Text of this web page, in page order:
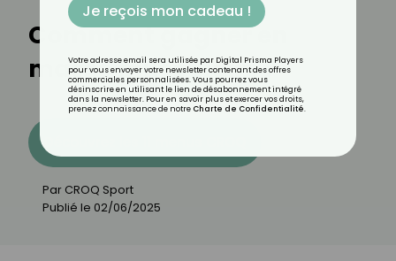
Comment gagner en
masse musculaire ?
Par CROQ Sport
Publié le 02/06/2025
Je reçois mon cadeau !
Votre adresse email sera utilisée par Digital Prisma Players
pour vous envoyer votre newsletter contenant des offres
commerciales personnalisées. Vous pourrez vous
désinscrire en utilisant le lien de désabonnement intégré
dans la newsletter. Pour en savoir plus et exercer vos droits,
prenez connaissance de notre Charte de Confidentialité.